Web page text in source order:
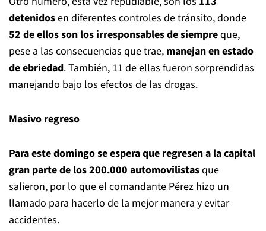
detenidosen diferentes controles de tránsito, donde
52 de ellos son los irresponsables de siempreque,
pese a las consecuencias que trae, manejan en estado
de ebriedad. También, 11 de ellas fueron sorprendidas
manejando bajo los efectos de las drogas.
Masivo regreso
Para este domingo se espera que regresen a la capital
gran parte de los 200.000 automovilistasque
salieron, por lo que el comandante Pérez hizo un
llamado para hacerlo de la mejor manera y evitar
accidentes.